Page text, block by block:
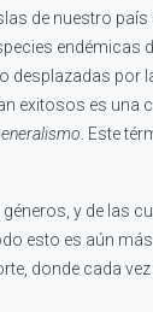
de nuestro
endémicas
desplazadas por
exitosos es una
. Este
y de las
esto es aún
donde cada